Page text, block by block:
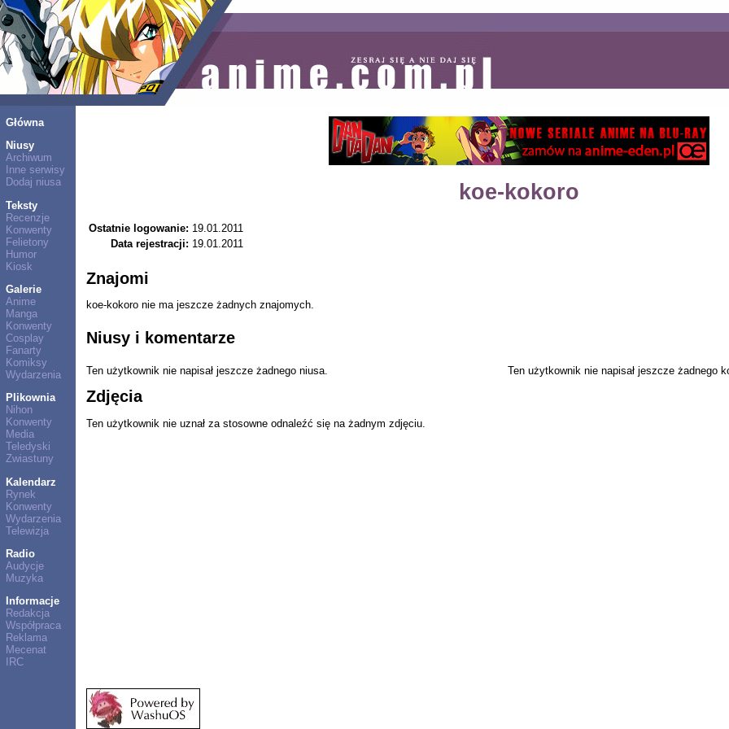
Główna
Niusy
Archiwum
Inne serwisy
Dodaj niusa
Teksty
Recenzje
Konwenty
Felietony
Humor
Kiosk
Galerie
Anime
Manga
Konwenty
Cosplay
Fanarty
Komiksy
Wydarzenia
Plikownia
Nihon
Konwenty
Media
Teledyski
Zwiastuny
Kalendarz
Rynek
Konwenty
Wydarzenia
Telewizja
Radio
Audycje
Muzyka
Informacje
Redakcja
Współpraca
Reklama
Mecenat
IRC
koe-kokoro
Ostatnie logowanie: 19.01.2011
Data rejestracji: 19.01.2011
Znajomi
koe-kokoro nie ma jeszcze żadnych znajomych.
Niusy i komentarze
Ten użytkownik nie napisał jeszcze żadnego niusa. Ten użytkownik nie napisał jeszcze żadnego
Zdjęcia
Ten użytkownik nie uznał za stosowne odnaleźć się na żadnym zdjęciu.